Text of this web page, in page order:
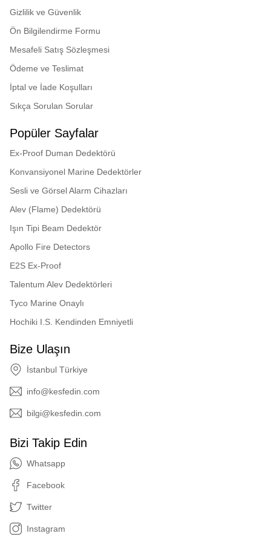
Gizlilik ve Güvenlik
Ön Bilgilendirme Formu
Mesafeli Satış Sözleşmesi
Ödeme ve Teslimat
İptal ve İade Koşulları
Sıkça Sorulan Sorular
Popüler Sayfalar
Ex-Proof Duman Dedektörü
Konvansiyonel Marine Dedektörler
Sesli ve Görsel Alarm Cihazları
Alev (Flame) Dedektörü
Işın Tipi Beam Dedektör
Apollo Fire Detectors
E2S Ex-Proof
Talentum Alev Dedektörleri
Tyco Marine Onaylı
Hochiki I.S. Kendinden Emniyetli
Bize Ulaşın
İstanbul Türkiye
info@kesfedin.com
bilgi@kesfedin.com
Bizi Takip Edin
Whatsapp
Facebook
Twitter
Instagram